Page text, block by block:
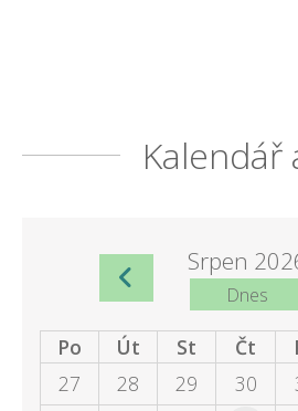
Kalendář
Srpen
Dnes
Po Út St Čt
27
28 29 30